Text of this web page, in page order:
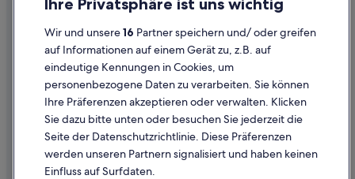
Rechtliche Hinweise/Kontakt
Inhaltsrichtlinien und Melden von Inhalten
Hilfe
Hilfe
Ihre Privatsphäre ist uns wichtig
Wir und unsere16 Partner speichern und/ oder greifen
auf Informationen auf einem Gerät zu, z.B. auf
eindeutige Kennungen in Cookies, um
personenbezogene Daten zu verarbeiten. Sie können
Ihre Präferenzen akzeptieren oder verwalten. Klicken
Sie dazu bitte unten oder besuchen Sie jederzeit die
Seite der Datenschutzrichtlinie. Diese Präferenzen
werden unseren Partnern signalisiert und haben keinen
Einfluss auf Surfdaten.